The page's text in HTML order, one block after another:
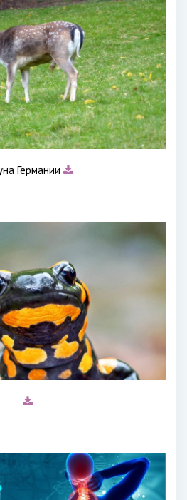
Германии